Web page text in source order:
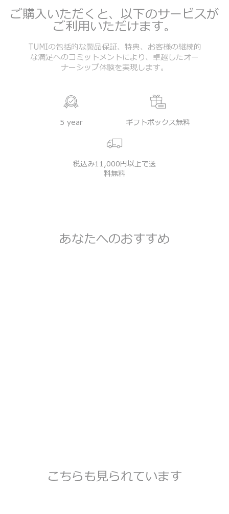
ご購入いただくと、以下のサービスが
ご利用いただけます。
TUMIの包括的な製品保証、特典、お客様の継続的
な満足へのコミットメントにより、卓越したオー
ナーシップ体験を実現します。
5 year ギフトボックス無料
税込み11,000円以上で送
料無料
こちらも見られています
あなたへのおすすめ